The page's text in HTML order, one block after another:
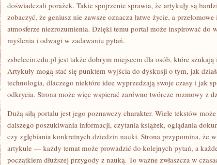
doświadczali porażek. Takie spojrzenie sprawia, że artykuły są
zobaczyć, że geniusz nie zawsze oznacza łatwe życie, a
atmosferze niezrozumienia. Dzięki temu portal może inspirować do
myślenia i odwagi w zadawaniu pytań.
zsbelecin.edu.pl jest także dobrym miejscem dla osób, które
Artykuły mogą stać się punktem wyjścia do dyskusji o tym, jak
technologia, dlaczego niektóre idee wyprzedzają swoje czasy i jak
odkrycia. Strona może więc wspierać zarówno twórcze rozmowy z
Dużą siłą portalu jest jego poznawczy charakter. Wiele tekstów
dalszego poszukiwania informacji, czytania książek, oglądania
czy zgłębiania konkretnych dziedzin nauki. Strona przypomina, że
artykule — każdy temat może prowadzić do kolejnych pytań, a
początkiem dłuższej przygody z nauką. To ważne zwłaszcza w